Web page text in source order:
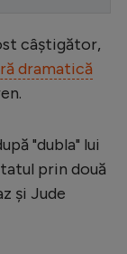
câștigător,
dramatică
"dubla" lui
prin două
și Jude